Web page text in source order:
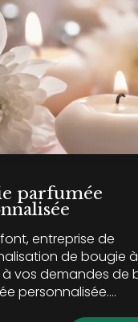
parfumée
entreprise de
de bougie à
vos demandes de
personnalisée....